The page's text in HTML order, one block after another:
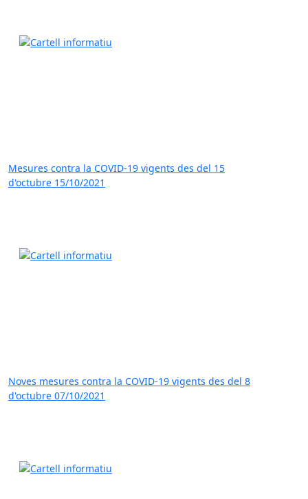
Mesures contra la COVID-19 vigents des del 15
d'octubre 15/10/2021
Noves mesures contra la COVID-19 vigents des del 8
d'octubre 07/10/2021